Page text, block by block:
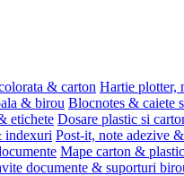
& carton Hartie plotter,
& birou Blocnotes & caiete
etichete Dosare plastic si
indexuri Post-it, note adezive
Mape carton & plastic
documente & suporturi